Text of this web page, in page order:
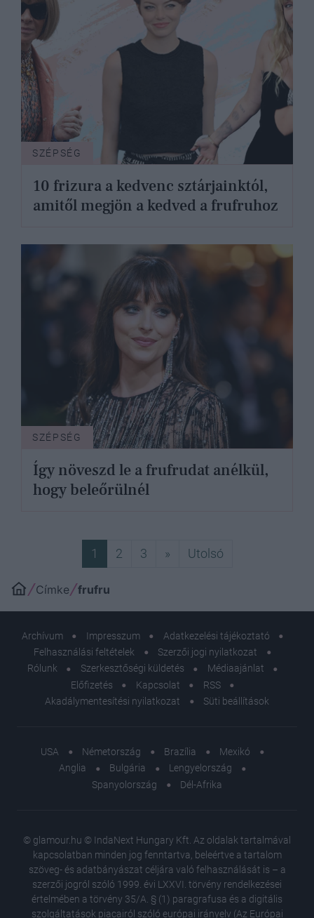
SZÉPSÉG
10 frizura a kedvenc sztárjainktól,
amitől megjön a kedved a frufruhoz
SZÉPSÉG
Így növeszd le a frufrudat anélkül,
hogy beleőrülnél
1 2 3 »Következő
UtolsóUtolsó
Címke frufru
Archívum Impresszum
Adatkezelési tájékoztató
Felhasználási feltételek
Szerzői jogi nyilatkozat
Rólunk
Szerkesztőségi küldetés
Médiaajánlat
Előfizetés
Kapcsolat
RSS
Akadálymentesítési nyilatkozat
Süti beállítások
USA Németország Brazília
Mexikó
Anglia
Bulgária
Lengyelország
Spanyolország
Dél-Afrika
© glamour.hu © IndaNext Hungary Kft. Az oldalak tartalmával
kapcsolatban minden jog fenntartva, beleértve a tartalom
szöveg- és adatbányászat céljára való felhasználását is – a
szerzői jogról szóló 1999. évi LXXVI. törvény rendelkezései
értelmében a törvény 35/A. § (1) paragrafusa és a digitális
szolgáltatások piacairól szóló európai irányelv (Az Európai